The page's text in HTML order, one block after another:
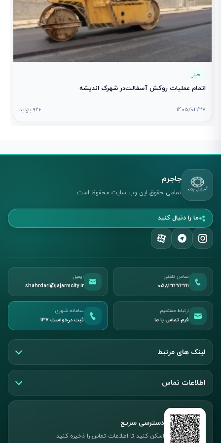
اخبار
اتمام عملیات روکش آسفالت‌در شهرک اندیشه
1405/02/27 926 بازدید
جاجرم
تمامی حقوق این وب سایت محفوظ است.
ما را دنبال کنید
تماس تلفنی
05832273211
ایمیل
shahrdari@jajarmcity.ir
ارتباط مستقیم
فرم تماس با ما
سامانه شهری
ثبت درخواست ۱۳۷
لینک های مرتبط
اطلاعات تماس
دسترسی سریع
اسکن کنید تا اطلاعات تماس را ذخیره کنید